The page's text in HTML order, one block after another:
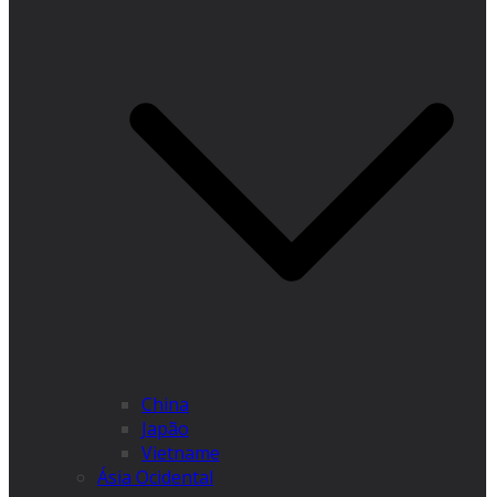
China
Japão
Vietname
Ásia Ocidental